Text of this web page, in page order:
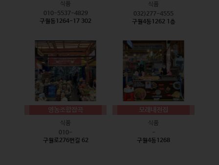
식품
010-5537-4829
구월동1264-17 302
식품
032)277-4555
구월4동1262 1층
영농조합잡곡
식품
010-
구월로276번길 62
모래내전집
식품
-
구월4동1268